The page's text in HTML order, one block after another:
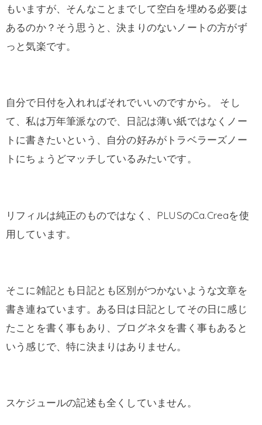
もいますが、そんなことまでして空白を埋める必要は
あるのか？そう思うと、決まりのないノートの方がず
っと気楽です。
自分で日付を入れればそれでいいのですから。 そし
て、私は万年筆派なので、日記は薄い紙ではなくノー
トに書きたいという、自分の好みがトラベラーズノー
トにちょうどマッチしているみたいです。
リフィルは純正のものではなく、PLUSのCa.Creaを使
用しています。
そこに雑記とも日記とも区別がつかないような文章を
書き連ねています。ある日は日記としてその日に感じ
たことを書く事もあり、ブログネタを書く事もあると
いう感じで、特に決まりはありません。
スケジュールの記述も全くしていません。